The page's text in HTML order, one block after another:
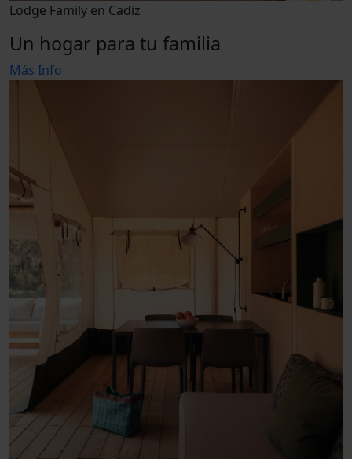
Lodge Family en Cadiz
Un hogar para tu familia
Más Info